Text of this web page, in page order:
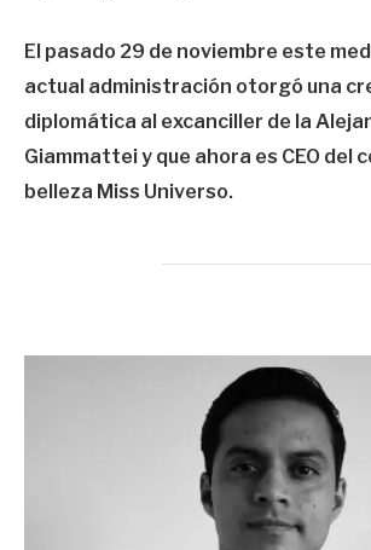
El pasado 29 de noviembre este
actual administración otorgó una
diplomática al excanciller de la
Giammattei y que ahora es CEO del
belleza Miss Universo.